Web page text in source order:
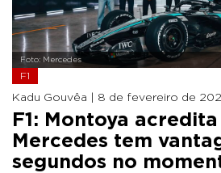
Foto: Mercedes
F1
Kadu Gouvêa | 8 de fevereiro de
F1: Montoya
Mercedes tem
segundos no